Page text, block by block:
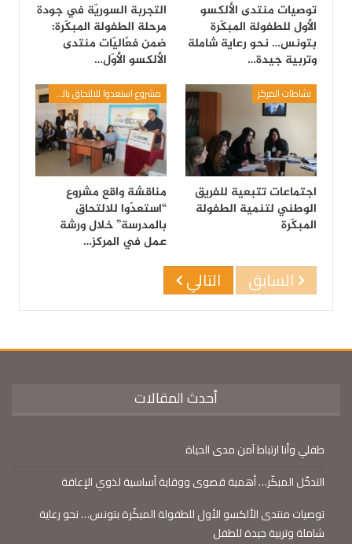
توصيات منتدى الألكسو
الأول للطفولة المبكّرة
بتونس… نحو رعاية شاملة
وتربية جيدة…
التجربة السوريّة في جودة
مرحلة الطفولة المبكّرة:
ضمن فعّاليّات منتدى
الألكسو الأوّل…
نشاطات المركز
اجتماعات تتبعية للفريق
الوطني لتنمية الطفولة
المبكّرة
مشروع استعدوا للالتحاق بالمدرسة
مناقشة واقع مشروع
“استعدّوا للالتحاق
بالمدرسة” خلال ورشة
عمل في المركز…
السابق التالي
أحدث المقالات
طفلي وأنا ارتباط آمن مدى الحياة
التدخّل المبكّر… أهمية قصوى ووقاية أساسية لذوي الإعاقة
توصيات منتدى الألكسو الأول للطفولة المبكّرة بتونس… نحو رعاية
شاملة وتربية جيدة للطفل